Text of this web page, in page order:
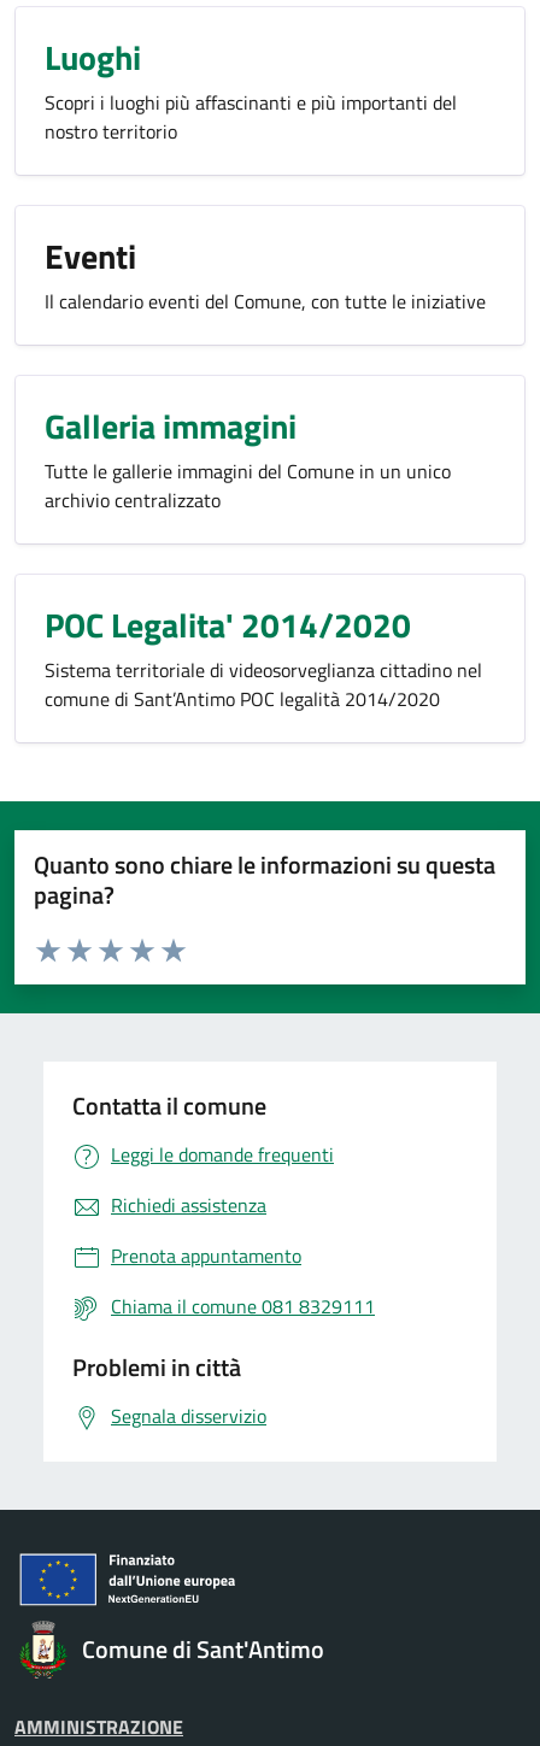
Luoghi
Scopri i luoghi più affascinanti e più importanti del
nostro territorio
Eventi
Il calendario eventi del Comune, con tutte le iniziative
Galleria immagini
Tutte le gallerie immagini del Comune in un unico
archivio centralizzato
POC Legalita' 2014/2020
Sistema territoriale di videosorveglianza cittadino nel
comune di Sant’Antimo POC legalità 2014/2020
Quanto sono chiare le informazioni su questa
pagina?
Valuta da 1 a 5 stelle la pagina
Valuta 5 stelle su 5
Valuta 4 stelle su 5
Valuta 3 stelle su 5
Valuta 2 stelle su 5
Valuta 1 stelle su 5
Contatta il comune
Leggi le domande frequenti
Richiedi assistenza
Prenota appuntamento
Chiama il comune 081 8329111
Problemi in città
Segnala disservizio
Comune di Sant'Antimo
AMMINISTRAZIONE